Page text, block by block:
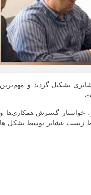
تشکیل گردید و مهم‌ترین
خواستار گسترش همکاری‌ها و
زیست عشایر توسط تشکل ها